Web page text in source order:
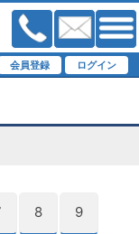
8 9